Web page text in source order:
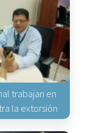
trabajan en
la extorsión